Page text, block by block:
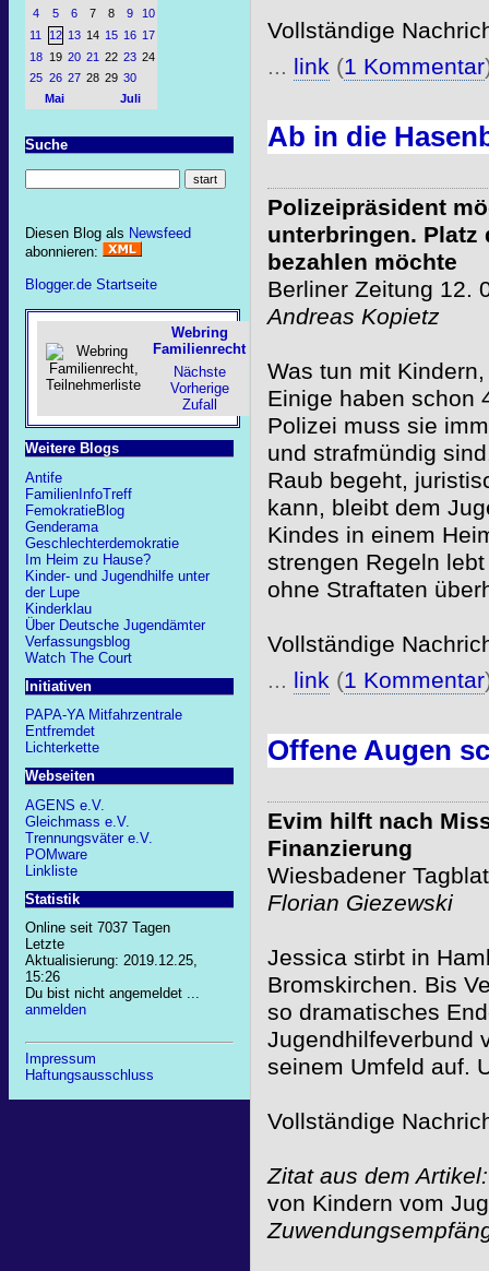
4
5 6 7 8 9
10
11
12 13 14 15 16 17
18
19 20 21 22 23 24
25 26 27 28 29 30
Mai
Juli
Suche
Diesen Blog als Newsfeed
abonnieren:
Blogger.de Startseite
Webring
Familienrecht
Nächste
Vorherige
Zufall
Weitere Blogs
Antife
FamilienInfoTreff
FemokratieBlog
Genderama
Geschlechterdemokratie
Im Heim zu Hause?
Kinder- und Jugendhilfe unter
der Lupe
Kinderklau
Über Deutsche Jugendämter
Verfassungsblog
Watch The Court
Initiativen
PAPA-YA Mitfahrzentrale
Entfremdet
Lichterkette
Webseiten
AGENS e.V.
Gleichmass e.V.
Trennungsväter e.V.
POMware
Linkliste
Statistik
Online seit 7037 Tagen
Letzte
Aktualisierung: 2019.12.25,
15:26
Du bist nicht angemeldet ...
anmelden
Impressum
Haftungsausschluss
Vollständige
... link(1 Kommentar
Ab in die
Polizeipräsident
unterbringen. Platz
bezahlen möchte
Berliner Zeitung 12.
Andreas Kopietz
Was tun mit
Einige haben schon
Polizei muss sie
und strafmündig
Raub begeht,
kann, bleibt dem
Kindes in einem
strengen Regeln
ohne Straftaten
Vollständige
... link(1 Kommentar
Offene Augen
Evim hilft nach
Finanzierung
Wiesbadener
Florian Giezewski
Jessica stirbt in
Bromskirchen. Bis
so dramatisches
Jugendhilfeverbund
seinem Umfeld auf.
Vollständige
Zitat aus dem
von Kindern vom